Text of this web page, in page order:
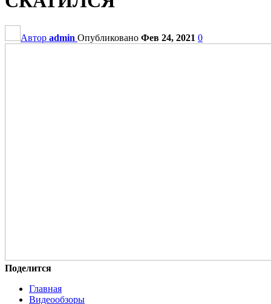
Автор admin Опубликовано Фев 24, 2021 0
Поделится
Главная
Видеообзоры